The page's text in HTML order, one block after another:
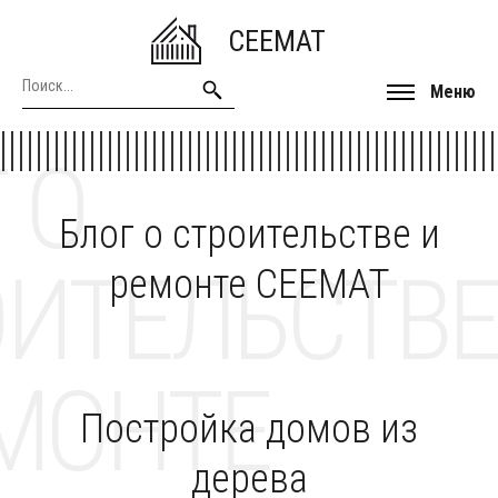
CEEMAT
Меню
Блог о строительстве и
ремонте CEEMAT
О
Постройка домов из
дерева